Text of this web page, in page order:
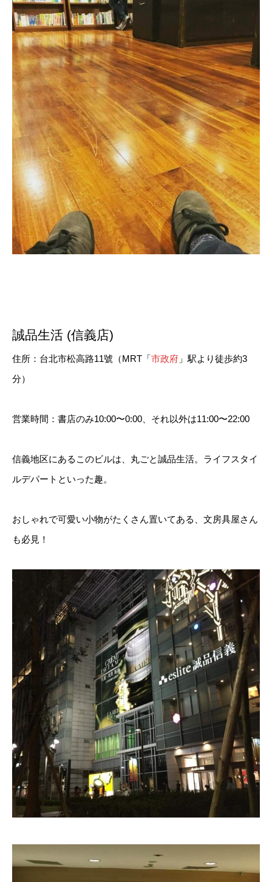
誠品生活 (信義店)
住所：台北市松高路11號（MRT「 市政府 」駅より徒歩約3
分）
営業時間：書店のみ10:00〜0:00、それ以外は11:00〜22:00
信義地区にあるこのビルは、丸ごと誠品生活。ライフスタイ
ルデパートといった趣。
おしゃれで可愛い小物がたくさん置いてある、文房具屋さん
も必見！